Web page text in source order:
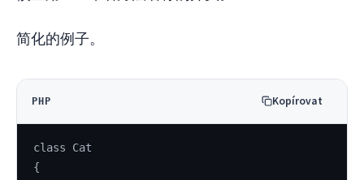
简化的例子。
PHP Kopírovat
class Cat
{